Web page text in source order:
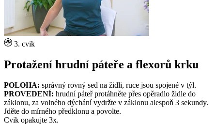
3. cvik
Protažení hrudní páteře a flexorů krku
POLOHA: správný rovný sed na židli, ruce jsou spojené v týl.
PROVEDENÍ: hrudní páteř protáhněte přes opěradlo židle do
záklonu, za volného dýchání vydržte v záklonu alespoň 3 sekundy.
Jděte do mírného předklonu a povolte.
Cvik opakujte 3x.